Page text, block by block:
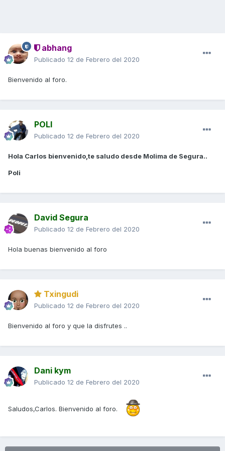
abhang
Publicado 12 de Febrero del 2020
Bienvenido al foro.
POLI
Publicado 12 de Febrero del 2020
Hola Carlos bienvenido,te saludo desde Molima de Segura..
Poli
David Segura
Publicado 12 de Febrero del 2020
Hola buenas bienvenido al foro
Txingudi
Publicado 12 de Febrero del 2020
Bienvenido al foro y que la disfrutes ..
Dani kym
Publicado 12 de Febrero del 2020
Saludos,Carlos. Bienvenido al foro.